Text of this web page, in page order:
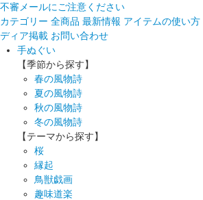
不審メールにご注意ください
カテゴリー 全商品 最新情報 アイテムの使い方
ディア掲載 お問い合わせ
手ぬぐい
【季節から探す】
春の風物詩
夏の風物詩
秋の風物詩
冬の風物詩
【テーマから探す】
桜
縁起
鳥獣戯画
趣味道楽